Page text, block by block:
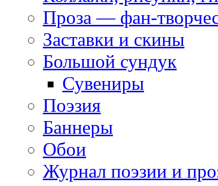
Проза — фан-
Заставки и скины
Большой сундук
Сувениры
Поэзия
Баннеры
Обои
Журнал поэзии и